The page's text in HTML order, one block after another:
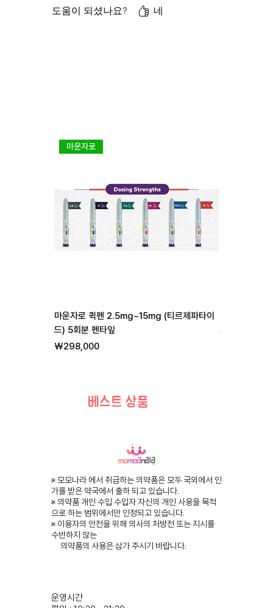
도움이 되셨나요? 네
마운자로
마운자로 퀵펜 2.5mg~15mg (티르제파타이
드) 5회분 펜타잎
가격
₩298,000
일반가
₩255,000
베스트 상품
※ 모모나라 에서 취급하는 의약품은 모두 국외에서 인
가를 받은 약국에서 출하 되고 있습니다.
※ 의약품 개인 수입 수입자 자신의 개인 사용을 목적
으로 하는 범위에서만 인정되고 있습니다.
※ 이용자의 안전을 위해 의사의 처방전 또는 지시를
수반하지 않는
의약품의 사용은 삼가 주시기 바랍니다.
운영시간